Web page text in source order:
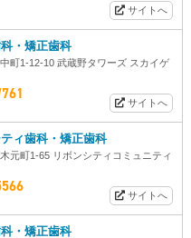
サイトへ
・矯正歯科
町1-12-10 武蔵野タワーズ スカイゲ
サイトへ
ィ歯科・矯正歯科
元町1-65 リボンシティコミュニティ
サイトへ
・矯正歯科